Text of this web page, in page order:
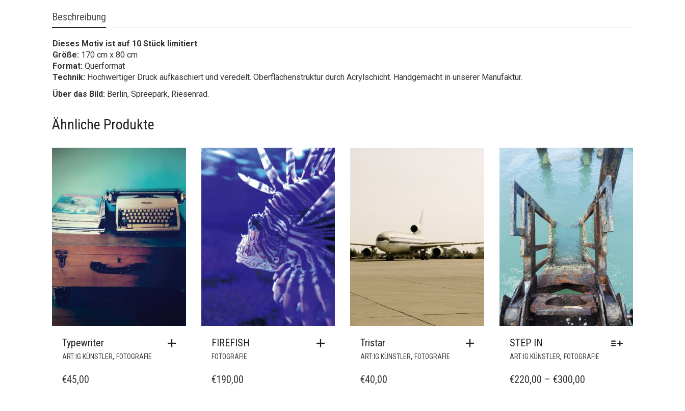
Beschreibung
Dieses Motiv ist auf 10 Stück limitiert
Größe: 170 cm x 80 cm
Format: Querformat
Technik: Hochwertiger Druck aufkaschiert und veredelt. Oberflächenstruktur durch Acrylschicht. Handgemacht in unserer Manufaktur.
Über das Bild: Berlin, Spreepark, Riesenrad.
Ähnliche Produkte
Typewriter
ART:IG KÜNSTLER, FOTOGRAFIE
€45,00
FIREFISH
FOTOGRAFIE
€190,00
Tristar
ART:IG KÜNSTLER, FOTOGRAFIE
€40,00
STEP IN
ART:IG KÜNSTLER, FOTOGRAFIEDIESES
€220,00 – €300,00PREISSPANNE: